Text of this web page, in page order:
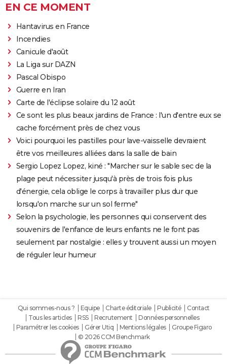
EN CE MOMENT
Hantavirus en France
Incendies
Canicule d'août
La Liga sur DAZN
Pascal Obispo
Guerre en Iran
Carte de l'éclipse solaire du 12 août
Ce sont les plus beaux jardins de France : l'un d'entre eux se
cache forcément près de chez vous
Voici pourquoi les pastilles pour lave-vaisselle devraient
être vos meilleures alliées dans la salle de bain
Sergio Lopez Lopez, kiné : "Marcher sur le sable sec de la
plage peut nécessiter jusqu'à près de trois fois plus
d'énergie, cela oblige le corps à travailler plus dur que
lorsqu'on marche sur un sol ferme"
Selon la psychologie, les personnes qui conservent des
souvenirs de l'enfance de leurs enfants ne le font pas
seulement par nostalgie : elles y trouvent aussi un moyen
de réguler leur humeur
Qui sommes-nous ? Equipe Charte éditoriale Publicité
Contact
Tous les articles
RSS Recrutement
Données personnelles
Paramétrer les cookies
Gérer Utiq Mentions légales
Groupe Figaro
© 2026 CCM Benchmark